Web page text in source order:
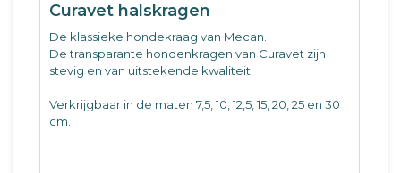
Curavet halskragen
De klassieke hondekraag van Mecan.
De transparante hondenkragen van Curavet zijn
stevig en van uitstekende kwaliteit.
Verkrijgbaar in de maten 7,5, 10, 12,5, 15, 20, 25 en 30
cm.